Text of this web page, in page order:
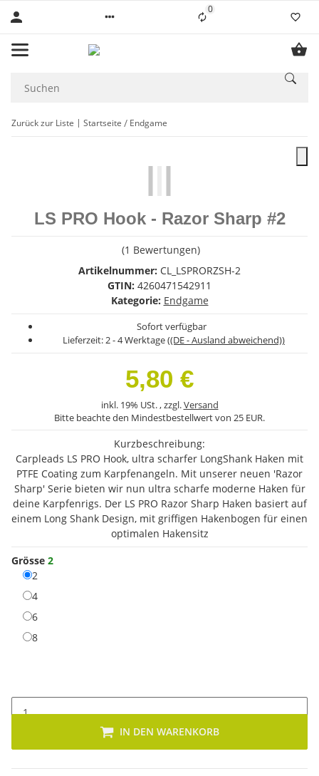
0Liste ist leer
Zurück zur Liste Startseite Endgame
LS PRO Hook - Razor Sharp #2
(1 Bewertungen)
Artikelnummer: CL_LSPRORZSH-2
GTIN: 4260471542911
Kategorie: Endgame
Sofort verfügbar
Lieferzeit:2 - 4 Werktage((DE - Ausland abweichend))
5,80 €
inkl. 19% USt. , zzgl.Versand
Bitte beachte den Mindestbestellwert von 25 EUR.
Kurzbeschreibung:
Carpleads LS PRO Hook, ultra scharfer LongShank Haken mit
PTFE Coating zum Karpfenangeln. Mit unserer neuen 'Razor
Sharp' Serie bieten wir nun ultra scharfe moderne Haken für
deine Karpfenrigs. Der LS PRO Razor Sharp Haken basiert auf
einem Long Shank Design, mit griffigen Hakenbogen für einen
optimalen Hakensitz
Grösse 2
2
44
66
88
IN DEN WARENKORB